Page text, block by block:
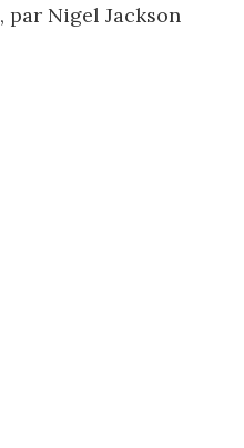
, par Nigel Jackson